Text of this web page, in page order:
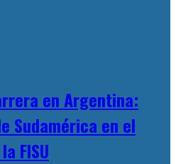
en Argentina:
Sudamérica en el
FISU